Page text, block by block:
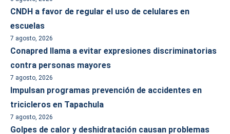
CNDH a favor de regular el uso de celulares en
escuelas
7 agosto, 2026
Conapred llama a evitar expresiones discriminatorias
contra personas mayores
7 agosto, 2026
Impulsan programas prevención de accidentes en
tricicleros en Tapachula
7 agosto, 2026
Golpes de calor y deshidratación causan problemas